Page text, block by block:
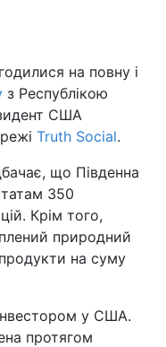
на повну і
з Республікою
США
Truth Social.
що Південна
350
Крім того,
природний
на суму
у США.
протягом